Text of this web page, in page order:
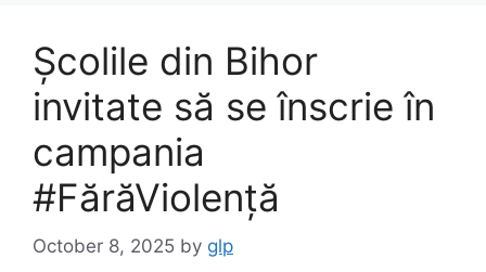
Școlile din Bihor
invitate să se înscrie în
campania
#FărăViolență
October 8, 2025 by glp